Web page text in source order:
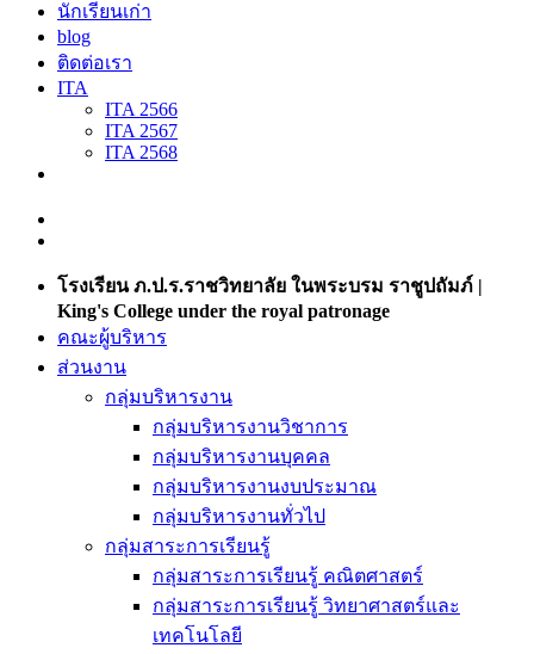
นักเรียนเก่า
blog
ติดต่อเรา
ITA
ITA 2566
ITA 2567
ITA 2568
โรงเรียน ภ.ป.ร.ราชวิทยาลัย ในพระบรม ราชูปถัมภ์ |
King's College under the royal patronage
คณะผู้บริหาร
ส่วนงาน
กลุ่มบริหารงาน
กลุ่มบริหารงานวิชาการ
กลุ่มบริหารงานบุคคล
กลุ่มบริหารงานงบประมาณ
กลุ่มบริหารงานทั่วไป
กลุ่มสาระการเรียนรู้
กลุ่มสาระการเรียนรู้ คณิตศาสตร์
กลุ่มสาระการเรียนรู้ วิทยาศาสตร์และ
เทคโนโลยี